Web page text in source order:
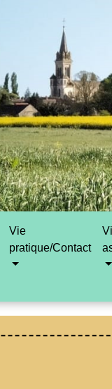
Vie
pratique/Contact